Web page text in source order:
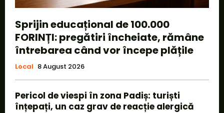
Sprijin educațional de 100.000
FORINȚI: pregătiri încheiate, rămâne
întrebarea când vor începe plățile
Local 8 August 2026
Pericol de viespi în zona Padiș: turiști
înțepați, un caz grav de reacție alergică